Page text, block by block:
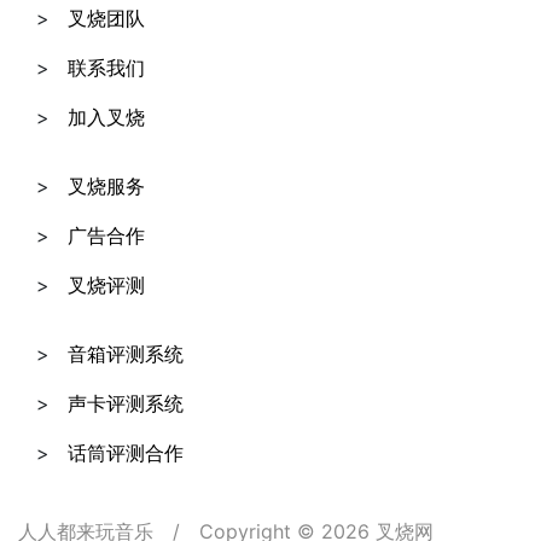
叉烧团队
联系我们
加入叉烧
叉烧服务
广告合作
叉烧评测
音箱评测系统
声卡评测系统
话筒评测合作
人人都来玩音乐 / Copyright © 2026 叉烧网